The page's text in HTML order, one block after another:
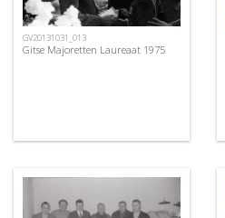
GV20131031_013
Gitse Majoretten Laureaat 1975